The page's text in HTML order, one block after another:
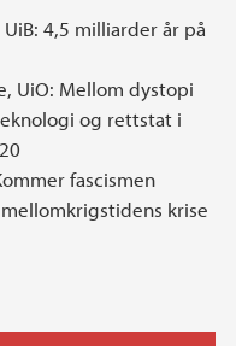
4,5 milliarder år på
UiO: Mellom dystopi
og rettstat i
fascismen
krise